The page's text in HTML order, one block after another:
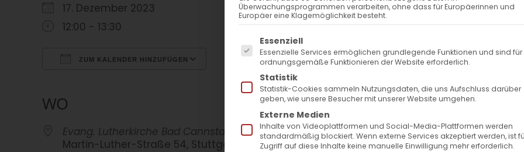
17. Dezember 2023
12:00 - 13:30
ZUM KALENDER HINZUFÜGEN
WO
Evang. Lutherkirche Bad Cannstatt
Martin-Luther-Straße 54, Stuttgart
Überwachungsprogrammen verarbeiten, ohne dass für Europäerinnen und
Europäer eine Klagemöglichkeit besteht.
Es folgt eine Liste der Service-Gruppen, für die eine
Essenziell
Essenzielle Services ermöglichen grundlegende Funktionen und sind
ordnungsgemäße Funktionieren der Website erforderlich.
Statistik
Statistik-Cookies sammeln Nutzungsdaten, die uns Aufschluss darüber
geben, wie unsere Besucher mit unserer Website umgehen.
Externe Medien
Inhalte von Videoplattformen und Social-Media-Plattformen werden
standardmäßig blockiert. Wenn externe Services akzeptiert werden, ist
Zugriff auf diese Inhalte keine manuelle Einwilligung mehr erforderlich.